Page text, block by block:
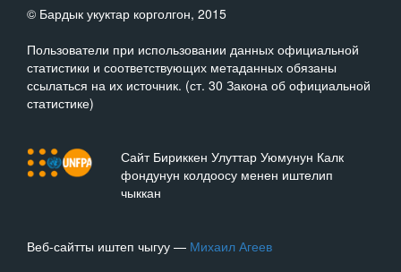
© Бардык укуктар корголгон, 2015
Пользователи при использовании данных официальной
статистики и соответствующих метаданных обязаны
ссылаться на их источник. (ст. 30 Закона об официальной
статистике)
Сайт Бириккен Улуттар Уюмунун Калк
фондунун колдоосу менен иштелип
чыккан
Веб-сайтты иштеп чыгуу — Михаил Агеев